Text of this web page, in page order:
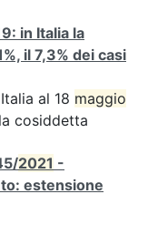
in Italia la
il 7,3% dei casi
al 18 maggio
cosiddetta
2021 -
estensione